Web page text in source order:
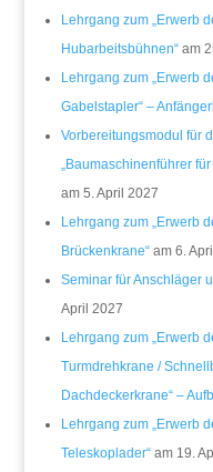
Lehrgang zum „Erwerb
Hubarbeitsbühnen“am
Lehrgang zum „Erwerb
Gabelstapler“ –
Vorbereitungsmodul für
„Baumaschinenführer
am 5. April 2027
Lehrgang zum „Erwerb
Brückenkrane“am 6.
Seminar für Anschläger
April 2027
Lehrgang zum „Erwerb
Turmdrehkrane /
Dachdeckerkrane“ –
Lehrgang zum „Erwerb
Teleskoplader“am 19.